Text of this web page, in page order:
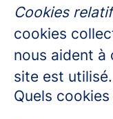
Cookies
cookies
nous aident à
site est utilisé.
Quels